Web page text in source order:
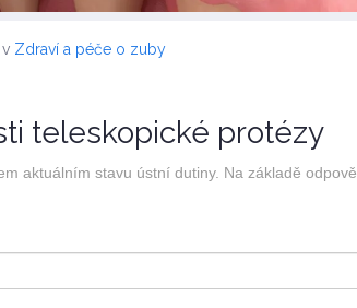
v Zdraví a péče o zuby
teleskopické protézy
aktuálním stavu ústní dutiny. Na základě